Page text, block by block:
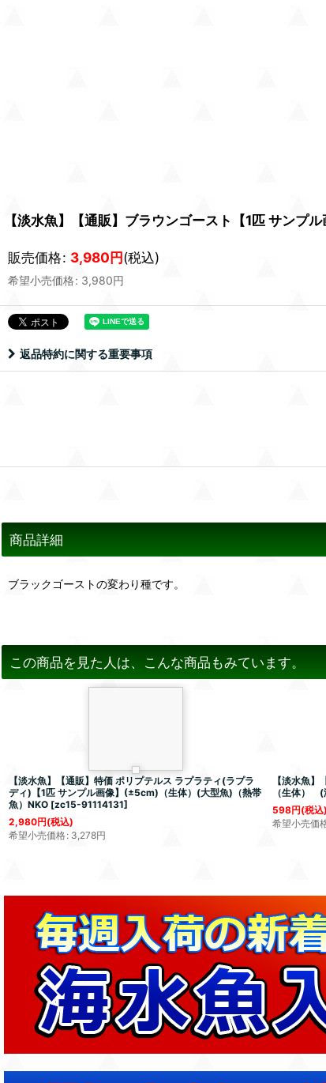
【淡水魚】【通販】ブラウンゴースト【1匹 サン
販売価格: 3,980円(税込)
希望小売価格: 3,980円
返品特約に関する重要事項
商品詳細
ブラックゴーストの変わり種です。
この商品を見た人は、こんな商品もみています。
【淡水魚】【通販】特価 ポリプテルス ラプラティ(ラプラ
ディ)【1匹 サンプル画像】(±5cm)（生体）(大型魚)（熱帯
魚）NKO [zc15-91114131]
2,980円(税込)
希望小売価格: 3,278円
【淡水魚】
（生体） (
598円(税込)
希望小売価